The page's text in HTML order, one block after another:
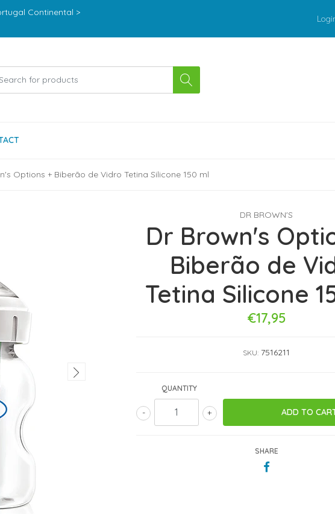
Continental >
Options + Biberão de Vidro Tetina Silicone 150 ml
DR BROWN'S
Dr Brown's
Biberão de
Tetina Silicone
€17,95
SKU: 7516211
QUANTITY
+
-
SHARE